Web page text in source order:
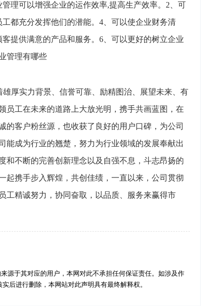
理可以增强企业的运作效率,提高生产效率。2、可
都充分发挥他们的潜能。4、可以使企业财务清
提供满意的产品和服务。6、可以更好的树立企业
管理有哪些
雄厚实力背景、信誉可靠、励精图治、展望未来、有
员工在未来的道路上大放光明，携手共画蓝图，在
的客户粉丝源，也收获了良好的用户口碑，为公司
能成为行业的翘楚，努力为行业领域的发展奉献出
和不断的完善创新理念以及自强不息，斗志昂扬的
起携手步入辉煌，共创佳绩，一直以来，公司贯彻
工精诚努力，协同奋取，以品质、服务来赢得市
源于其对应的用户，本网对此不承担任何保证责任。如涉及作
后进行删除，本网站对此声明具有最终解释权。